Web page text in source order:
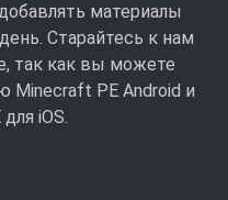
материалы
Старайтесь к нам
так как вы можете
PE Android и
iOS.